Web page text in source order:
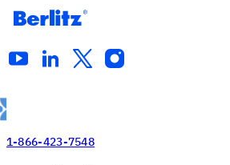
youtube
linkedin
twitterinstagram
1-866-423-7548